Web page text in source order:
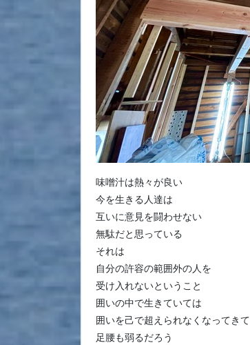
味噌汁は熱々が良い
今を生きる人達は
互いに意見を闘わせない
無駄だと思っている
それは
自分の許容の範囲外の人を
受け入れないということ
囲いの中で生きていては
囲いを己で超えられなくなってきて
足腰も弱るだろう